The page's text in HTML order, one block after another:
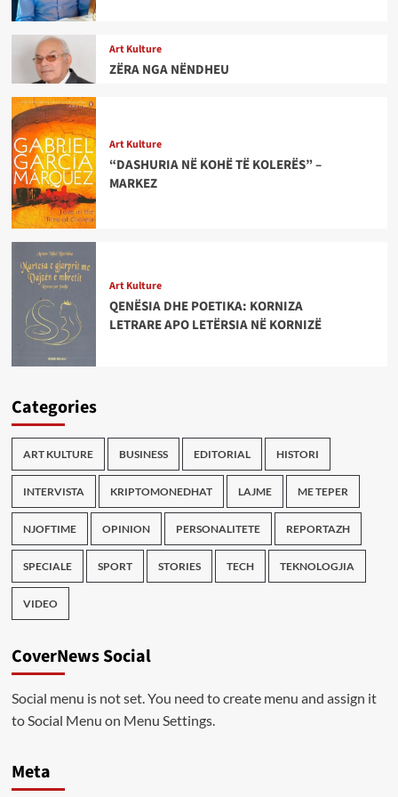
Art Kulture
ZËRA NGA NËNDHEU
Art Kulture
“DASHURIA NË KOHË TË KOLERËS” –
MARKEZ
Art Kulture
QENËSIA DHE POETIKA: KORNIZA
LETRARE APO LETËRSIA NË KORNIZË
Categories
ART KULTURE BUSINESS EDITORIAL HISTORI
INTERVISTA KRIPTOMONEDHAT LAJME ME TEPER
NJOFTIME OPINION PERSONALITETE REPORTAZH
SPECIALE SPORT STORIES TECH TEKNOLOGJIA
VIDEO
CoverNews Social
Social menu is not set. You need to create menu and assign it
to Social Menu on Menu Settings.
Meta